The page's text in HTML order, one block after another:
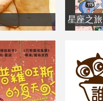
星座之旅